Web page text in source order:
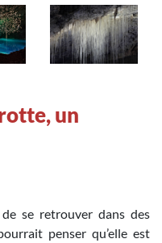
un
se retrouver dans des
penser qu’elle est